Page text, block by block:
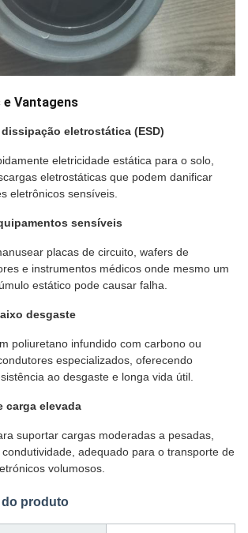
Vantagens
eletrostática (ESD)
eletricidade estática para o solo,
eletrostáticas que podem danificar
eletrônicos sensíveis.
sensíveis
placas de circuito, wafers de
e instrumentos médicos onde mesmo um
estático pode causar falha.
desgaste
poliuretano infundido com carbono ou
especializados, oferecendo
ao desgaste e longa vida útil.
carga elevada
suportar cargas moderadas a pesadas,
adequado para o transporte de
volumosos.
do produto